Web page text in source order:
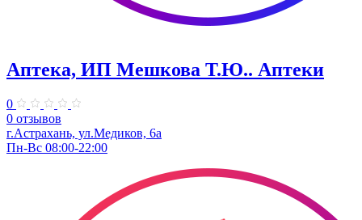
Аптека, ИП Мешкова Т.Ю.. Аптеки
0
0 отзывов
г.Астрахань, ул.Медиков, 6а
Пн-Вс 08:00-22:00